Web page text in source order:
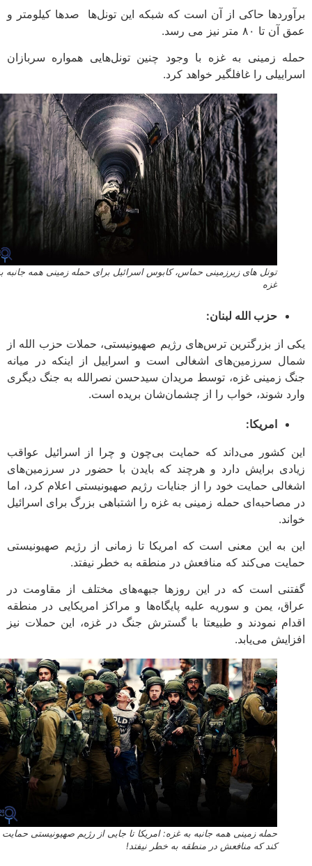
حاکی از آن است که شبکه این تونل‌ها صدها کیلومتر و
۸۰ متر نیز می رسد.
زمینی به غزه با وجود چنین تونل‌هایی همواره سربازان
را غافلگیر خواهد کرد.
تونل های زیرزمینی حماس، کابوس اسرائیل برای حمله زمینی همه جانبه به
حزب الله لبنان:
از بزرگترین ترس‌های رژیم صهیونیستی، حملات حزب الله از
سرزمین‌های اشغالی است و اسراییل از اینکه در میانه
زمینی غزه، توسط مریدان سیدحسن نصرالله به جنگ دیگری
شوند، خواب را از چشمان‌شان بریده است.
امریکا:
کشور می‌داند که حمایت بی‌چون و چرا از اسرائیل عواقب
برایش دارد و هرچند که بایدن با حضور در سرزمین‌های
حمایت خود را از جنایات رژیم صهیونیستی اعلام کرد، اما
حمله زمینی به غزه را اشتباهی بزرگ برای اسرائیل
به این معنی است که امریکا تا زمانی از رژیم صهیونیستی
می‌کند که منافعش در منطقه به خطر نیفتد.
است که در این روزها جبهه‌های مختلف از مقاومت در
یمن و سوریه علیه پایگاه‌ها و مراکز امریکایی در منطقه
نمودند و طبیعتا با گسترش جنگ در غزه، این حملات نیز
می‌یابد.
حمله زمینی همه جانبه به غزه: امریکا تا جایی از رژیم صهیونیستی حمایت می
کند که منافعش در منطقه به خطر نیفتد!